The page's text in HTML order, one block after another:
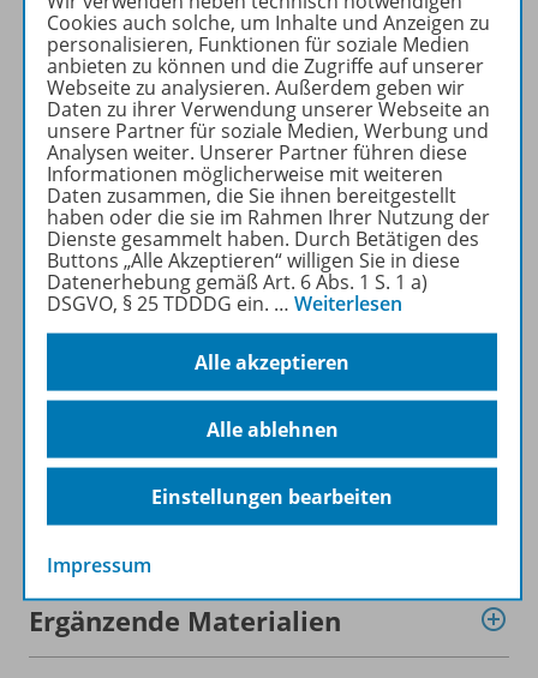
neuen Reihenkonzepten,
passgenauen Lehrwerken
und dem neuen Lehrplan
erhalten Sie auf unserer
Sonderseite!
Zur Sonderseite
Produktinformationen
Zugehörige Produkte
Ergänzende Materialien
Cookies auch solche, um Inhalte und Anzeigen zu
personalisieren, Funktionen für soziale Medien
anbieten zu können und die Zugriffe auf unserer
Webseite zu analysieren. Außerdem geben wir
Daten zu ihrer Verwendung unserer Webseite an
unsere Partner für soziale Medien, Werbung und
Analysen weiter. Unserer Partner führen diese
Informationen möglicherweise mit weiteren
Daten zusammen, die Sie ihnen bereitgestellt
haben oder die sie im Rahmen Ihrer Nutzung der
Dienste gesammelt haben. Durch Betätigen des
Buttons „Alle Akzeptieren“ willigen Sie in diese
Datenerhebung gemäß Art. 6 Abs. 1 S. 1 a)
DSGVO, § 25 TDDDG ein. … Weiterlesen
Alle akzeptieren
Alle ablehnen
Einstellungen bearbeiten
Impressum